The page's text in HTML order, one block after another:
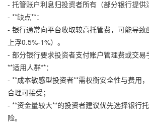
- 托管账户利息归投资者所有（部分银行提供
- **缺点**：
- 银行通常向平台收取较高托管费，可能导致
上浮0.5%-1%）。
- 部分银行要求投资者支付账户管理费或交易
**适用人群**：
- **成本敏感型投资者**需权衡安全性与费用
合理可接受；
- **资金量较大**的投资者建议优先选择银行
险。